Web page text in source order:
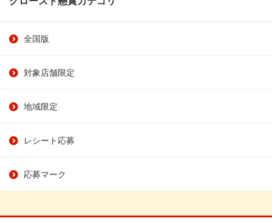
全国版
対象店舗限定
地域限定
レシート応募
応募マーク